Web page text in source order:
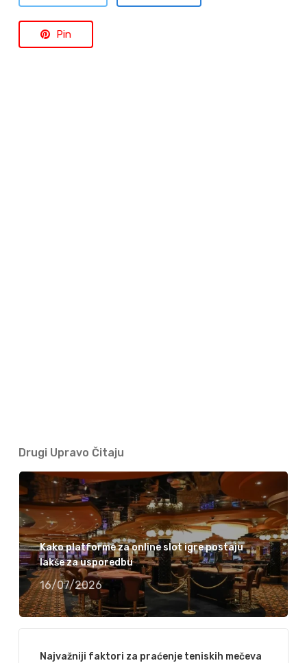
Pin
Drugi Upravo Čitaju
Kako platforme za online slot igre postaju
lakše za usporedbu
16/07/2026
Najvažniji faktori za praćenje teniskih mečeva